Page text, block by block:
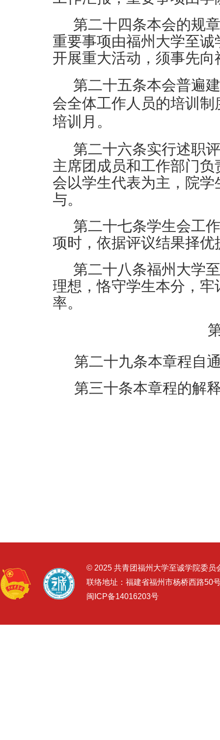
第二十四条本会的规
重要事项由福州大学至诚
开展重大活动，须事先向
第二十五条本会普遍
会全体工作人员的培训制
培训月。
第二十六条实行述职
主席团成员和工作部门
会以学生代表为主， 院学
与。
第二十七条学生会工
项时，依据评议结果择
第二十八条福州大学
理想，恪守学生本分，
率。
第二十九条本章程自
第三十条本章程的解
© 2025 共青团福州大学至诚学院委员
联络地址：福建省福州市杨桥西路50
闽ICP备14016203号